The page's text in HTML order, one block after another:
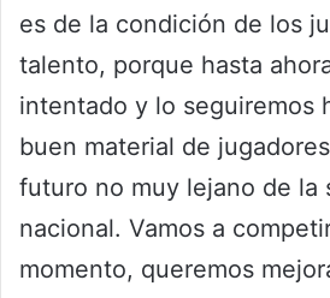
es de la condición de los
talento, porque hasta
intentado y lo seguiremos
buen material de
futuro no muy lejano de la
nacional. Vamos a
momento, queremos